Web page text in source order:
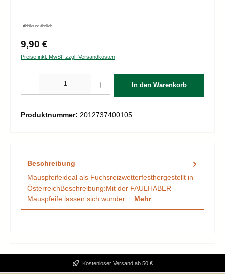
Abbildung ähnlich
Regulärer Preis:
9,90 €
Preise inkl. MwSt. zzgl. Versandkosten
In den Warenkorb
Produktnummer: 2012737400105
Beschreibung
Mauspfeifeideal als Fuchsreizwetterfesthergestellt in
ÖsterreichBeschreibung:Mit der FAULHABER
Mauspfeife lassen sich wunder… Mehr
Kostenloser Versand ab 50 €